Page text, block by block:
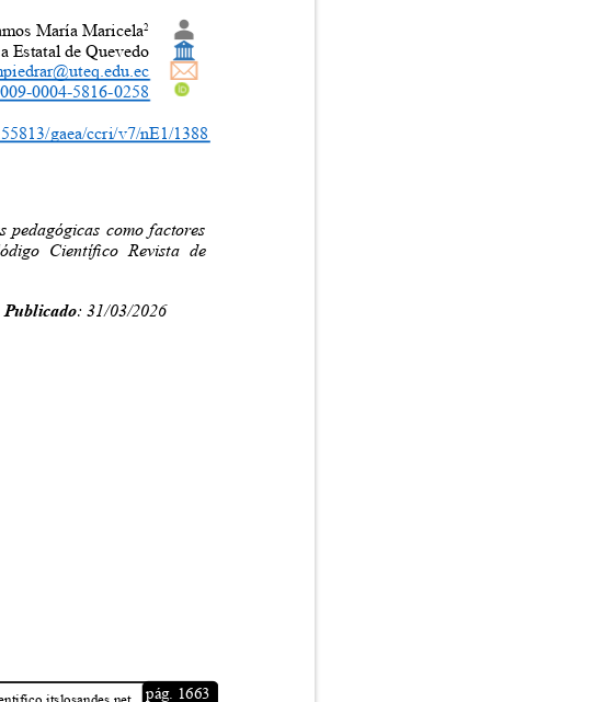
María Maricela2
Estatal de Quevedo
0004-5816-0258
gaea/ccri/v7/nE1/1388
pedagógicas como factores
Científico Revista de
Publicado: 31/03/2026
pág. 1663